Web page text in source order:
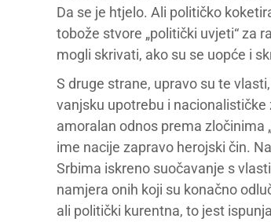
Da se je htjelo. Ali političko
tobože stvore „politički uvjeti“ za
mogli skrivati, ako su se uopće i
S druge strane, upravo su te
vanjsku upotrebu i
amoralan odnos prema zločinima
ime nacije zapravo herojski čin.
Srbima iskreno suočavanje s
namjera onih koji su konačno
ali politički kurentna, to jest